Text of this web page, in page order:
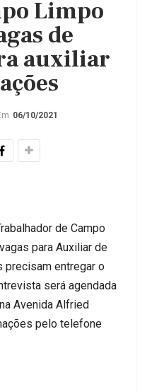
Limpo
de
auxiliar
06/10/2021
de Campo
para Auxiliar de
precisam entregar o
será agendada
Avenida Alfried
pelo telefone